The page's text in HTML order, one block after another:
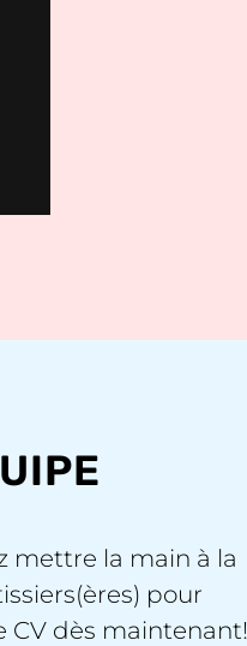
mettre la main à la
pour
dès maintenant!